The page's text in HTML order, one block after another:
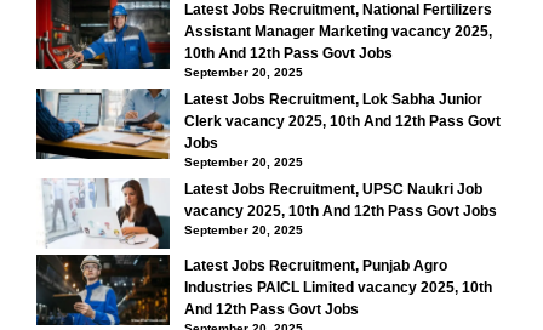
Latest Jobs Recruitment, National Fertilizers
Assistant Manager Marketing vacancy 2025,
10th And 12th Pass Govt Jobs
September 20, 2025
Latest Jobs Recruitment, Lok Sabha Junior
Clerk vacancy 2025, 10th And 12th Pass Govt
Jobs
September 20, 2025
Latest Jobs Recruitment, UPSC Naukri Job
vacancy 2025, 10th And 12th Pass Govt Jobs
September 20, 2025
Latest Jobs Recruitment, Punjab Agro
Industries PAICL Limited vacancy 2025, 10th
And 12th Pass Govt Jobs